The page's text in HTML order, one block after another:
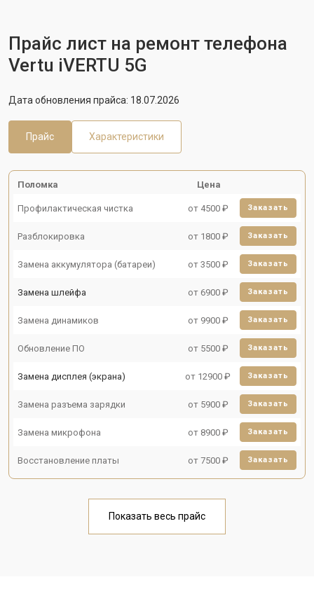
Прайс лист на ремонт телефона
Vertu iVERTU 5G
Дата обновления прайса: 18.07.2026
Прайс Характеристики
Поломка Цена
Профилактическая чистка от 4500 ₽ Заказать
Разблокировка от 1800 ₽ Заказать
Замена аккумулятора (батареи) от 3500 ₽ Заказать
Замена шлейфа от 6900 ₽ Заказать
Замена динамиков от 9900 ₽ Заказать
Обновление ПО от 5500 ₽ Заказать
Замена дисплея (экрана) от 12900 ₽ Заказать
Замена разъема зарядки от 5900 ₽ Заказать
Замена микрофона от 8900 ₽ Заказать
Восстановление платы от 7500 ₽ Заказать
Показать весь прайс